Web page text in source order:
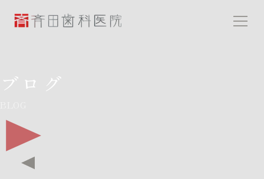
斉田歯科医院
ブログ